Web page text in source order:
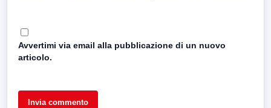
Avvertimi via email alla pubblicazione di un nuovo
articolo.